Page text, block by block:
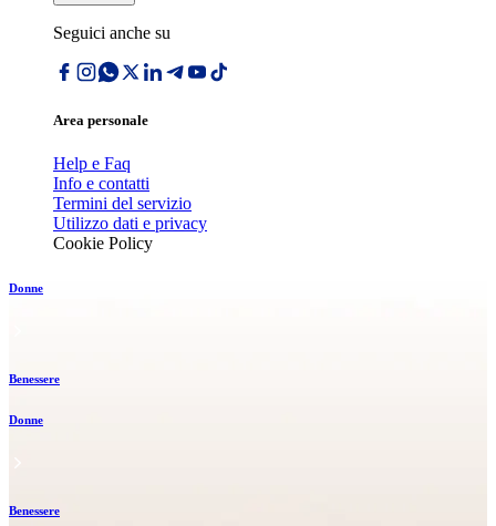
Seguici anche su
Area personale
Help e Faq
Info e contatti
Termini del servizio
Utilizzo dati e privacy
Cookie Policy
Donne
Benessere
Donne
Benessere